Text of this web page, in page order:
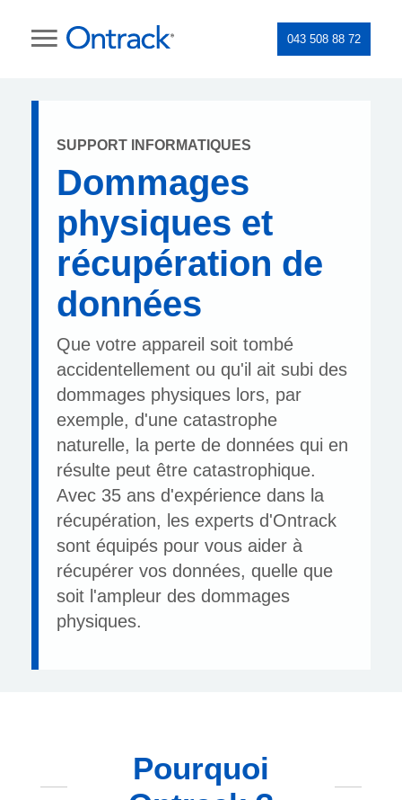
043 508 88 72
SUPPORT INFORMATIQUES
Dommages
physiques et
récupération de
données
Que votre appareil soit tombé
accidentellement ou qu'il ait subi des
dommages physiques lors, par
exemple, d'une catastrophe
naturelle, la perte de données qui en
résulte peut être catastrophique.
Avec 35 ans d'expérience dans la
récupération, les experts d'Ontrack
sont équipés pour vous aider à
récupérer vos données, quelle que
soit l'ampleur des dommages
physiques.
Pourquoi